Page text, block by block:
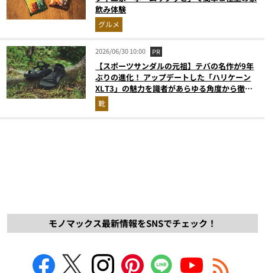
飲み体験
グルメ
2026/06/30 10:00 PR
【スポーツサンダルの元祖】テバの名作が9年
ぶりの進化！ アップデートした「ハリケーン
XLT3」の魅力を識者があらゆる角度から徹底
解説！
靴
モノマックス最新情報をSNSでチェック！